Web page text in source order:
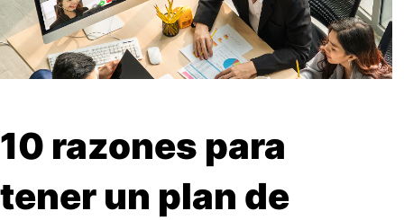
Buscar
10 razones para
tener un plan de